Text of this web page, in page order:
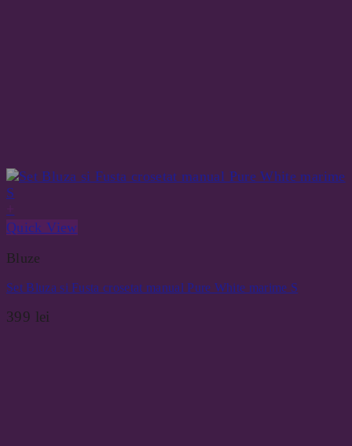
Quick View
Bluze
Set Bluza si Fusta crosetat manual Pure White marime S
399 lei